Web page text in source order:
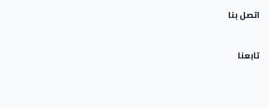
اتصل بنا
تابعنا